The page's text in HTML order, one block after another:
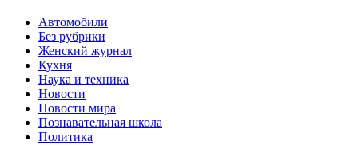
Автомобили
Без рубрики
Женский журнал
Кухня
Наука и техника
Новости
Новости мира
Познавательная школа
Политика